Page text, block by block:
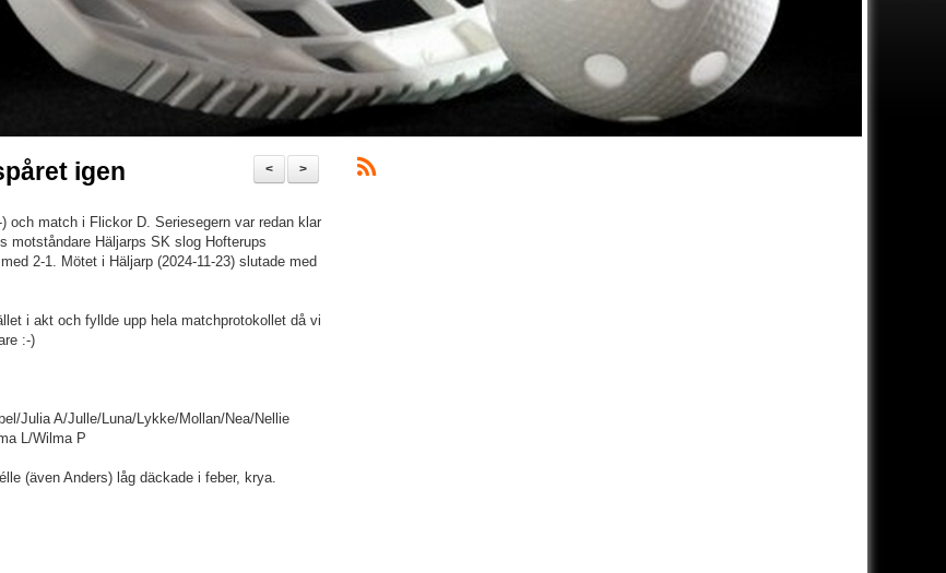
>
<
igen
och match i Flickor D. Seriesegern var redan klar
motståndare Häljarps SK slog Hofterups
2-1. Mötet i Häljarp (2024-11-23) slutade med
i akt och fyllde upp hela matchprotokollet då vi
:-)
Julia A/Julle/Luna/Lykke/Mollan/Nea/Nellie
L/Wilma P
(även Anders) låg däckade i feber, krya.